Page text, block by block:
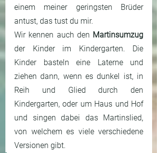
einem meiner geringsten Brüder
antust, das tust du mir.
Wir kennen auch den Martinsumzug
der Kinder im Kindergarten. Die
Kinder basteln eine Laterne und
ziehen dann, wenn es dunkel ist, in
Reih und Glied durch den
Kindergarten, oder um Haus und Hof
und singen dabei das Martinslied,
von welchem es viele verschiedene
Versionen gibt.